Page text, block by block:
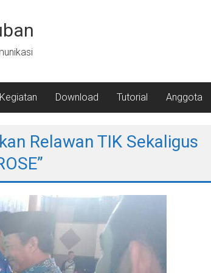
Kegiatan Download Tutorial Anggota
Relawan TIK Sekaligus